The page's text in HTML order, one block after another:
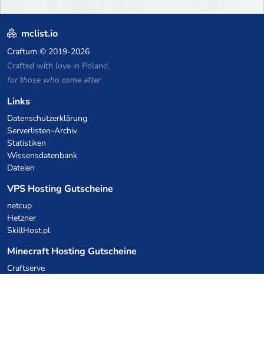
mclist.io
Craftum © 2019-2026
Crafted with love in Poland,
for those who come after
Links
Datenschutzerklärung
Serverlisten-Archiv
Statistiken
Wissensdatenbank
Dateien
VPS Hosting Gutscheine
netcup
Hetzner
SkillHost.pl
Minecraft Hosting Gutscheine
Craftserve